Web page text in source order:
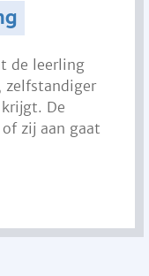
de leerling
zelfstandiger
De
zij aan gaat